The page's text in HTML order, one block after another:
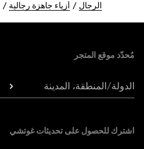
الرجال أزياء جاهزة رجالية
مُحدّد موقع المتجر
الدولة/المنطقة، المدينة
اشترك للحصول على تحديثات غوتشي